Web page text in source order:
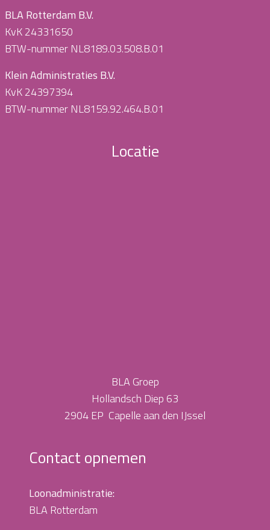
BLA Rotterdam B.V.
KvK 24331650
BTW-nummer NL8189.03.508.B.01
Klein Administraties B.V.
KvK 24397394
BTW-nummer NL8159.92.464.B.01
Locatie
BLA Groep
Hollandsch Diep 63
2904 EP Capelle aan den IJssel
Contact opnemen
Loonadministratie:
BLA Rotterdam